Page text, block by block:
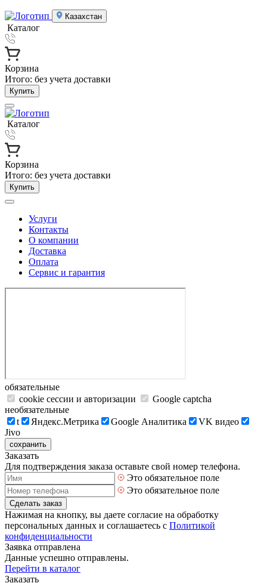
Казахстан
Каталог
Корзина
Итого: без учета доставки
Купить
Каталог
Корзина
Итого: без учета доставки
Купить
Услуги
Контакты
О компании
Доставка
Оплата
Сервис и гарантия
обязательные
cookie сессии и авторизации
Google captcha
необязательные
t
Яндекс.Метрика Google Аналитика
VK видео
Jivo
сохранить
Заказать
Для подтверждения заказа оставьте свой номер телефона.
Это обязательное поле
Это обязательное поле
Сделать заказ
Нажимая на кнопку, вы даете согласие на обработку
персональных данных и соглашаетесь с Политикой
конфиденциальности
Заявка отправлена
Данные успешно отправлены.
Перейти в каталог
Заказать